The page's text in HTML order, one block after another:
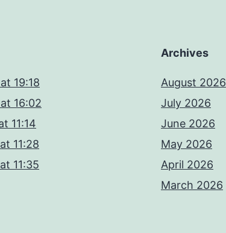
19:18
16:02
11:14
11:28
11:35
Archives
August 2026
July 2026
June 2026
May 2026
April 2026
March 2026